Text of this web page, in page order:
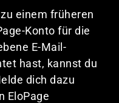
einem früheren
Konto für die
E-Mail-
hast, kannst du
dich dazu
EloPage